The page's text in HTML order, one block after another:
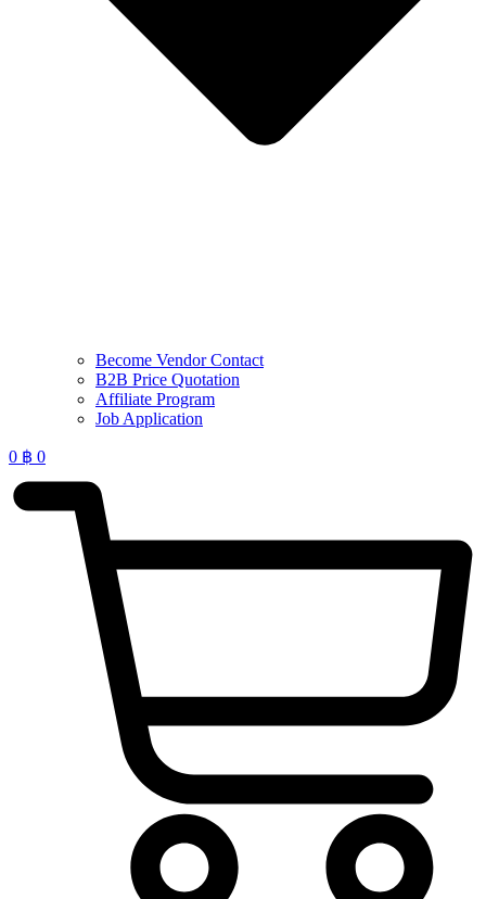
Become Vendor Contact
B2B Price Quotation
Affiliate Program
Job Application
0 ฿ 0